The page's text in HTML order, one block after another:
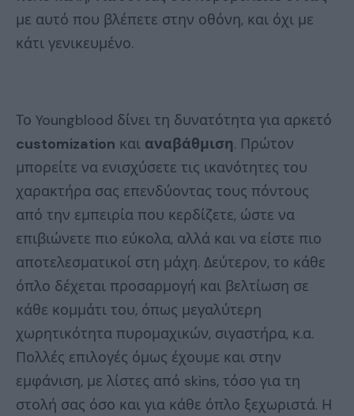
με αυτό που βλέπετε στην οθόνη, και όχι με
κάτι γενικευμένο.
Το Youngblood δίνει τη δυνατότητα για αρκετό
customization και αναβάθμιση. Πρώτον
μπορείτε να ενισχύσετε τις ικανότητες του
χαρακτήρα σας επενδύοντας τους πόντους
από την εμπειρία που κερδίζετε, ώστε να
επιβιώνετε πιο εύκολα, αλλά και να είστε πιο
αποτελεσματικοί στη μάχη. Δεύτερον, το κάθε
όπλο δέχεται προσαρμογή και βελτίωση σε
κάθε κομμάτι του, όπως μεγαλύτερη
χωρητικότητα πυρομαχικών, σιγαστήρα, κ.α.
Πολλές επιλογές όμως έχουμε και στην
εμφάνιση, με λίστες από skins, τόσο για τη
στολή σας όσο και για κάθε όπλο ξεχωριστά. Η